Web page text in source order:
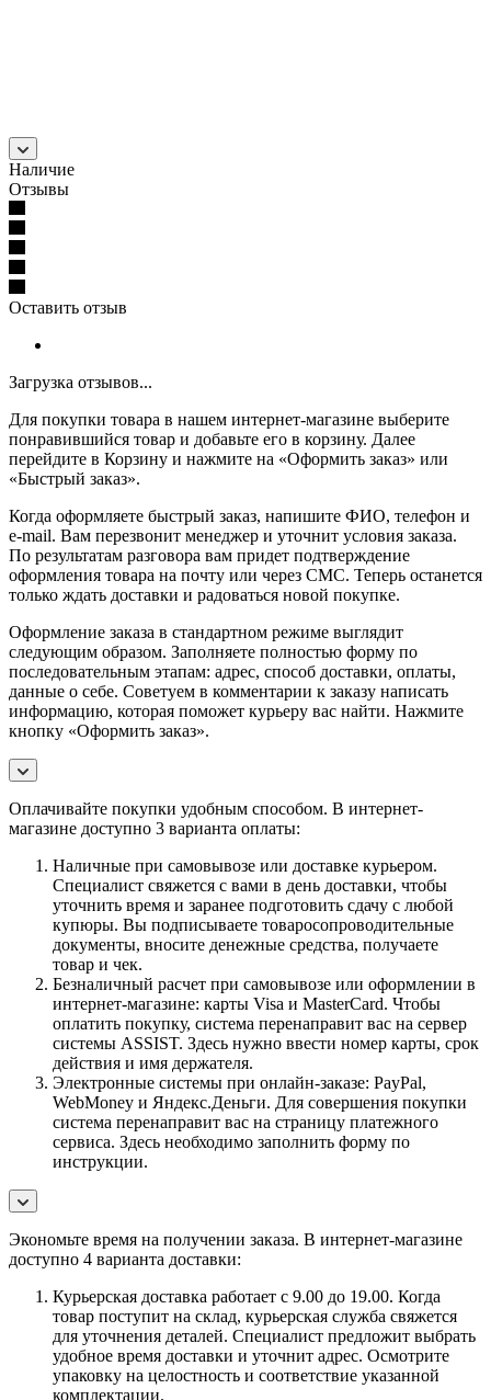
Наличие
Отзывы
Оставить отзыв
Загрузка отзывов...
Для покупки товара в нашем интернет-магазине выберите
понравившийся товар и добавьте его в корзину. Далее
перейдите в Корзину и нажмите на «Оформить заказ» или
«Быстрый заказ».
Когда оформляете быстрый заказ, напишите ФИО, телефон и
e-mail. Вам перезвонит менеджер и уточнит условия заказа.
По результатам разговора вам придет подтверждение
оформления товара на почту или через СМС. Теперь останется
только ждать доставки и радоваться новой покупке.
Оформление заказа в стандартном режиме выглядит
следующим образом. Заполняете полностью форму по
последовательным этапам: адрес, способ доставки, оплаты,
данные о себе. Советуем в комментарии к заказу написать
информацию, которая поможет курьеру вас найти. Нажмите
кнопку «Оформить заказ».
Оплачивайте покупки удобным способом. В интернет-
магазине доступно 3 варианта оплаты:
Наличные при самовывозе или доставке курьером.
Специалист свяжется с вами в день доставки, чтобы
уточнить время и заранее подготовить сдачу с любой
купюры. Вы подписываете товаросопроводительные
документы, вносите денежные средства, получаете
товар и чек.
Безналичный расчет при самовывозе или оформлении в
интернет-магазине: карты Visa и MasterCard. Чтобы
оплатить покупку, система перенаправит вас на сервер
системы ASSIST. Здесь нужно ввести номер карты, срок
действия и имя держателя.
Электронные системы при онлайн-заказе: PayPal,
WebMoney и Яндекс.Деньги. Для совершения покупки
система перенаправит вас на страницу платежного
сервиса. Здесь необходимо заполнить форму по
инструкции.
Экономьте время на получении заказа. В интернет-магазине
доступно 4 варианта доставки:
Курьерская доставка работает с 9.00 до 19.00. Когда
товар поступит на склад, курьерская служба свяжется
для уточнения деталей. Специалист предложит выбрать
удобное время доставки и уточнит адрес. Осмотрите
упаковку на целостность и соответствие указанной
комплектации.